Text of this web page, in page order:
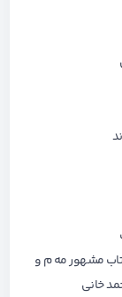
مشهور مه م و
خانی